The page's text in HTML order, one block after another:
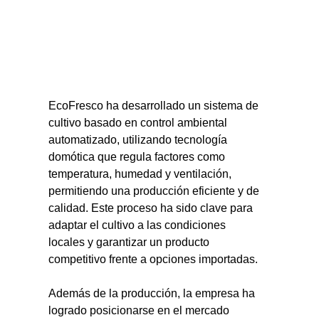
EcoFresco ha desarrollado un sistema de
cultivo basado en control ambiental
automatizado, utilizando tecnología
domótica que regula factores como
temperatura, humedad y ventilación,
permitiendo una producción eficiente y de
calidad. Este proceso ha sido clave para
adaptar el cultivo a las condiciones
locales y garantizar un producto
competitivo frente a opciones importadas.
Además de la producción, la empresa ha
logrado posicionarse en el mercado